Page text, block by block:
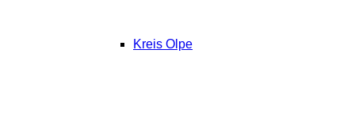
Kreis Olpe